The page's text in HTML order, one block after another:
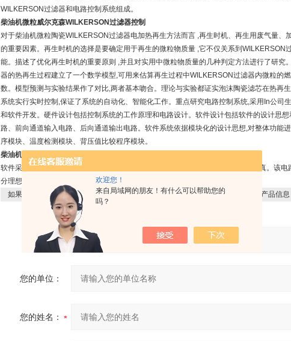
欢迎您！
来自局域网的朋友！有什么可以帮助您的
吗？
WILKERSON过滤器和电路控制系统组成。
柴油机微粒威尔克森WILKERSON过滤器控制
对于柴油机微粒陶瓷WILKERSON过滤器电加热再生方法而言 ,再生时机、再生用废气量、
的重要因素。再生时机的选择是要确定用于再生的微粒物质量 ,它不仅关系到WILKERSON
能。描述了优化再生时机的重要原则 ,并且对实用中微粒物质量的几种判定方法进行了研究
器的热再生过程建立了一个数学模型,可用来估算再生过程中WILKERSON过滤器内微粒的
数。模型预测与实验结果作了对比,两者基本吻合。理论与实验都证实泡沫陶瓷滤芯在热再
系统实行实时控制,保证了系统的自动化、智能化工作。重点研究电路控制系统,采用In公司
和软件开发。硬件设计包括控制系统的工作原理和电路设计。软件设计包括软件的设计思
路、前向通道输入电路、后向通道输出电路。软件系统依据模块化的设计思想,对整体功能
序模块、温度检测模块、背压值比较程序模块。
柴油机微粒威尔克森WILKERSON过滤器控制
软件采用MCS-96系列单片机汇编语言编写,通过伟福E2000/L型在线仿真器进行仿真。该
分理想。
如果你对
柴油机微粒威尔克森WILKERSON过滤器控制感兴趣，想了解更详细的产品信
产品：
您的单位：
您的姓名：